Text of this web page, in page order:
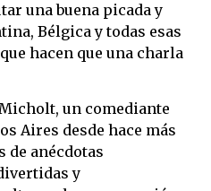
una buena picada y
Bélgica y todas esas
hacen que una charla
un comediante
Aires desde hace más
de anécdotas
y